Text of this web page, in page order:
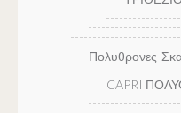
Πολυθρονες-
CAPRI